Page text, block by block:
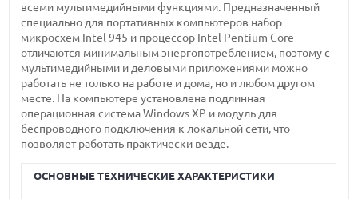
всеми мультимедийными функциями. Предназначенный
специально для портативных компьютеров набор
микросхем Intel 945 и процессор Intel Pentium Core
отличаются минимальным энергопотреблением, поэтому с
мультимедийными и деловыми приложениями можно
работать не только на работе и дома, но и любом другом
месте. На компьютере установлена подлинная
операционная система Windows XP и модуль для
беспроводного подключения к локальной сети, что
позволяет работать практически везде.
ОСНОВНЫЕ ТЕХНИЧЕСКИЕ ХАРАКТЕРИСТИКИ